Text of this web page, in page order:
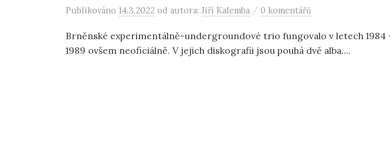
Publikováno 14.3.2022 od autora: Jiří Kalemba / 0 komentářů
Brněnské experimentálně-undergroundové trio fungovalo v letech 1984
1989 ovšem neoficiálně. V jejich diskografii jsou pouhá dvě alba....